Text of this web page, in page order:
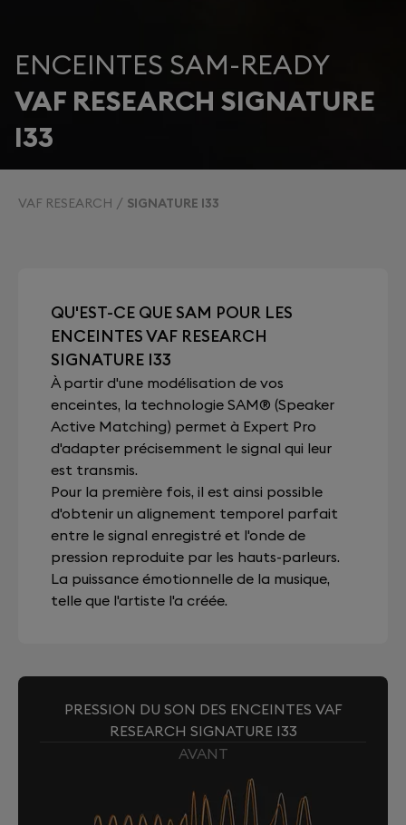
ENCEINTES SAM-READY
VAF RESEARCH SIGNATURE
I33
VAF RESEARCH SIGNATURE I33
QU'EST-CE QUE SAM POUR LES
ENCEINTES VAF RESEARCH
SIGNATURE I33
À partir d'une modélisation de vos
enceintes, la technologie SAM® (Speaker
Active Matching) permet à Expert Pro
d'adapter précisemment le signal qui leur
est transmis.
Pour la première fois, il est ainsi possible
d'obtenir un alignement temporel parfait
entre le signal enregistré et l'onde de
pression reproduite par les hauts-parleurs.
La puissance émotionnelle de la musique,
telle que l'artiste l'a créée.
PRESSION DU SON DES ENCEINTES VAF
RESEARCH SIGNATURE I33
AVANT